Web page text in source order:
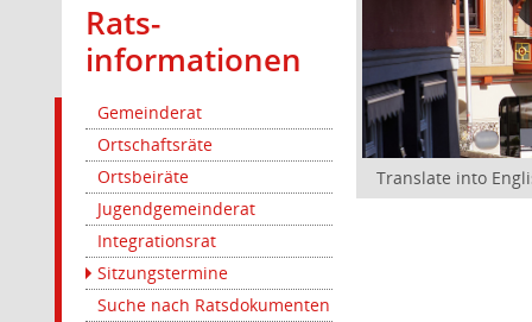
Rats­
informationen
Gemeinderat
Ortschaftsräte
Ortsbeiräte
Jugendgemeinderat
Integrationsrat
Sitzungstermine
Suche nach Ratsdokumenten
Translate into